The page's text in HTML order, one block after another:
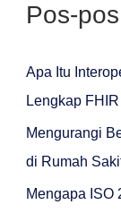
n
t
u
k
:
Pos-
Apa Itu
Lengkap
Mengurangi
di Rumah
Mengapa ISO